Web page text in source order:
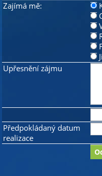
Zajímá mě:
Upřesnění zájmu
Předpokládaný datum
realizace